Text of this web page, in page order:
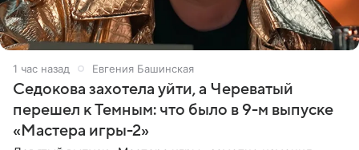
1 час назад Евгения Башинская
Седокова захотела уйти, а Череватый
перешел к Темным: что было в 9-м выпуске
«Мастера игры-2»